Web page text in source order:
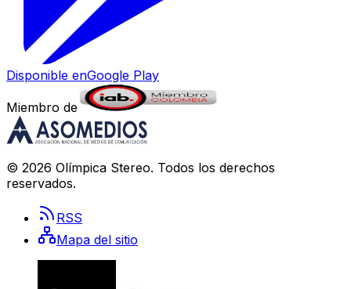
Disponible enGoogle Play
Miembro de
© 2026 Olímpica Stereo. Todos los derechos
reservados.
RSS
Mapa del sitio